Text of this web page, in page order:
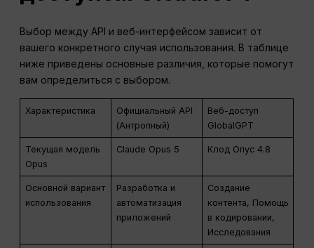
Выбор между API и веб-интерфейсом зависит от
вашего конкретного случая использования. В таблице
ниже приведены основные различия, которые помогут
вам определиться с выбором.
Характеристика
Официальный API
(Антропный)
Веб-доступ
GlobalGPT
Текущая модель
Opus
Claude Opus 5 Клод Опус 4.8
Основной вариант
использования
Разработка и
автоматизация
приложений
Создание
контента, Помощь
в кодировании,
Исследования